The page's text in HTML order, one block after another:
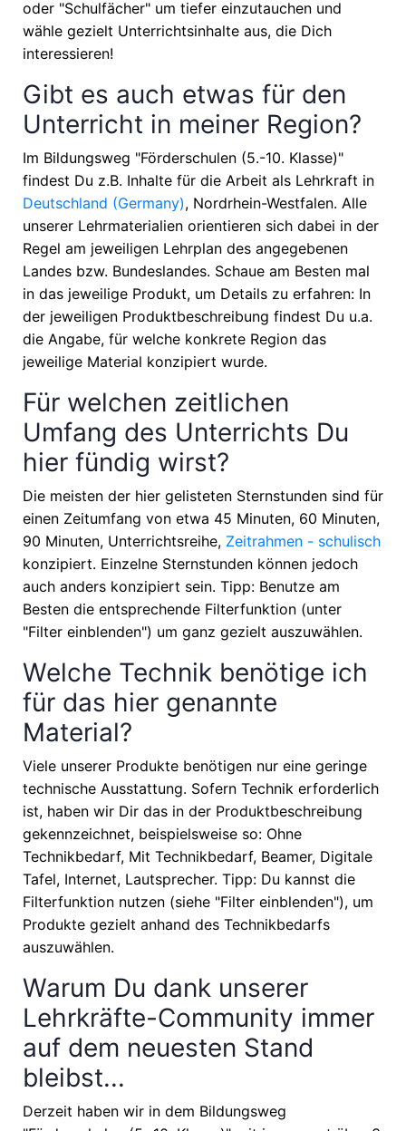
oder "Schulfächer" um tiefer einzutauchen und
wähle gezielt Unterrichtsinhalte aus, die Dich
interessieren!
Gibt es auch etwas für den
Unterricht in meiner Region?
Im Bildungsweg "Förderschulen (5.-10. Klasse)"
findest Du z.B. Inhalte für die Arbeit als Lehrkraft in
Deutschland (Germany), Nordrhein-Westfalen. Alle
unserer Lehrmaterialien orientieren sich dabei in der
Regel am jeweiligen Lehrplan des angegebenen
Landes bzw. Bundeslandes. Schaue am Besten mal
in das jeweilige Produkt, um Details zu erfahren: In
der jeweiligen Produktbeschreibung findest Du u.a.
die Angabe, für welche konkrete Region das
jeweilige Material konzipiert wurde.
Für welchen zeitlichen
Umfang des Unterrichts Du
hier fündig wirst?
Die meisten der hier gelisteten Sternstunden sind für
einen Zeitumfang von etwa 45 Minuten, 60 Minuten,
90 Minuten, Unterrichtsreihe, Zeitrahmen - schulisch
konzipiert. Einzelne Sternstunden können jedoch
auch anders konzipiert sein. Tipp: Benutze am
Besten die entsprechende Filterfunktion (unter
"Filter einblenden") um ganz gezielt auszuwählen.
Welche Technik benötige ich
für das hier genannte
Material?
Viele unserer Produkte benötigen nur eine geringe
technische Ausstattung. Sofern Technik erforderlich
ist, haben wir Dir das in der Produktbeschreibung
gekennzeichnet, beispielsweise so: Ohne
Technikbedarf, Mit Technikbedarf, Beamer, Digitale
Tafel, Internet, Lautsprecher. Tipp: Du kannst die
Filterfunktion nutzen (siehe "Filter einblenden"), um
Produkte gezielt anhand des Technikbedarfs
auszuwählen.
Warum Du dank unserer
Lehrkräfte-Community immer
auf dem neuesten Stand
bleibst...
Derzeit haben wir in dem Bildungsweg